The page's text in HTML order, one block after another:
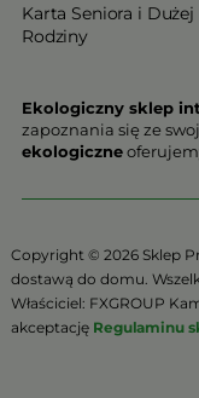
Karta Seniora i Dużej
Rodziny
Ekologiczny sklep
zapoznania się ze
ekologiczne
ekologiczne
Państwu
odżywiania. Jeśli
teraz, niezbędna jest
Copyright © 2026 Sklep
dostawą do domu.
Właściciel: FXGROUP
akceptację Regulaminu